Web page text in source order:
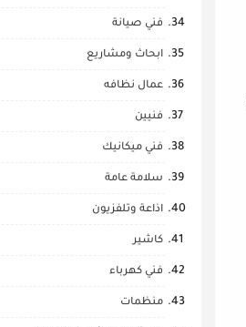
فني صيانة
ابحاث ومشاريع
عمال نظافه
فنيين
فني ميكانيك
سلامة عامة
اذاعة وتلفزيون
كاشير
فني كهرباء
منظمات